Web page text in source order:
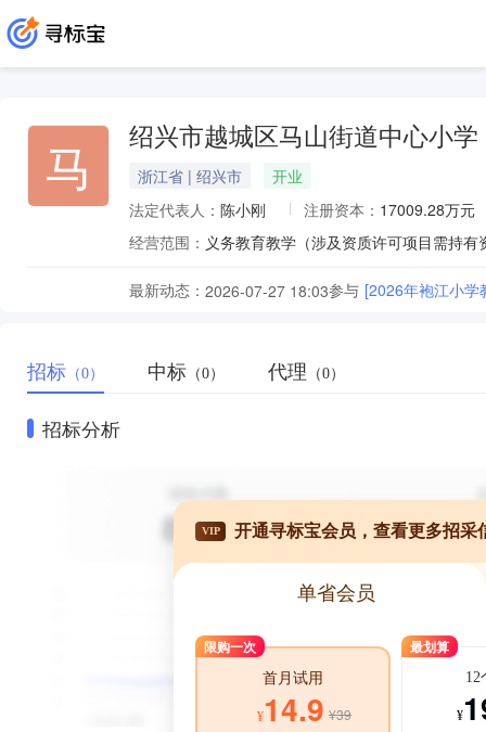
马 绍兴市越城区马山街道中心小学
浙江省 | 绍兴市
开业
法定代表人： 陈小刚 注册资本： 17009.28万元
经营范围： 义务教育教学（涉及资质许可项目需持有
最新动态： 2026-07-27 18:03参与 [2026年袍江小学
招标 （0） 中标 （0） 代理 （0）
招标分析
VIP 开通寻标宝会员，查看更多招采
单省会员
限购一次
首月试用
¥14.9 ¥39
最划算
12
¥